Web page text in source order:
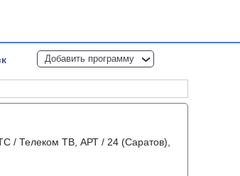
Добавить программу
/ Телеком ТВ, АРТ / 24 (Саратов),